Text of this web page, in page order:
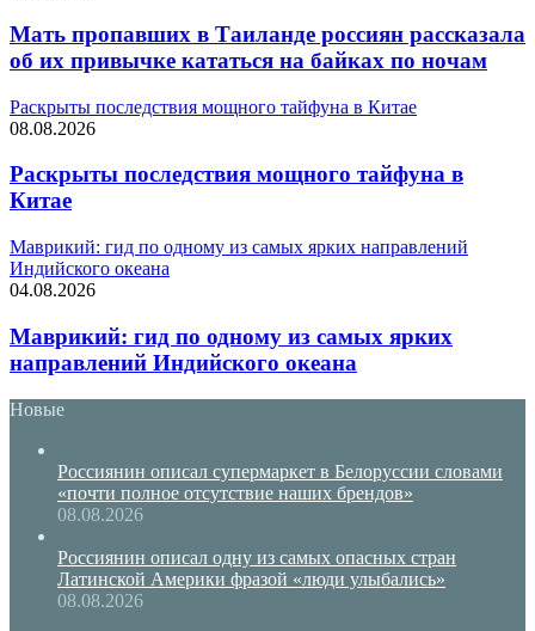
Мать пропавших в Таиланде россиян рассказала
об их привычке кататься на байках по ночам
Раскрыты последствия мощного тайфуна в Китае
08.08.2026
Раскрыты последствия мощного тайфуна в
Китае
Маврикий: гид по одному из самых ярких направлений
Индийского океана
04.08.2026
Маврикий: гид по одному из самых ярких
направлений Индийского океана
Новые
Россиянин описал супермаркет в Белоруссии словами
«почти полное отсутствие наших брендов»
08.08.2026
Россиянин описал одну из самых опасных стран
Латинской Америки фразой «люди улыбались»
08.08.2026